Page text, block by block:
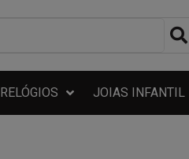
RELÓGIOS JOIAS INFANTIL